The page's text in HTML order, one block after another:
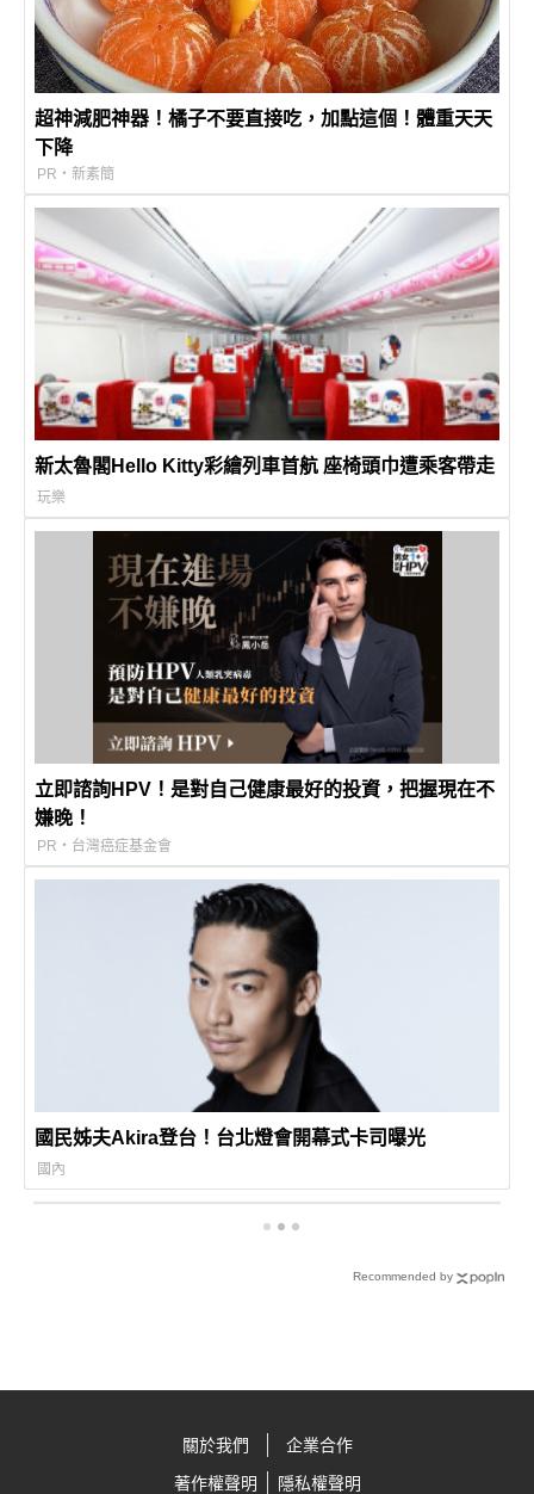
超神減肥神器！橘子不要直接吃，加點這個！體重天天
下降
PR・新素簡
新太魯閣Hello Kitty彩繪列車首航 座椅頭巾遭乘客帶走
玩樂
立即諮詢HPV！是對自己健康最好的投資，把握現在不
嫌晚！
PR・台灣癌症基金會
國民姊夫Akira登台！台北燈會開幕式卡司曝光
國內
Recommended by
關於我們
企業合作
著作權聲明
隱私權聲明